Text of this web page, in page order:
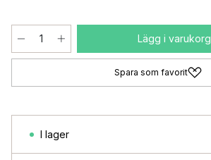
Lägg i varukorg
Spara som favorit
I lager